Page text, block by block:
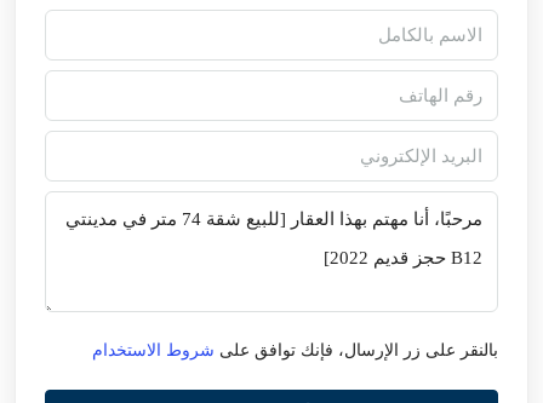
بالنقر على زر الإرسال، فإنك توافق علىشروط الاستخدام